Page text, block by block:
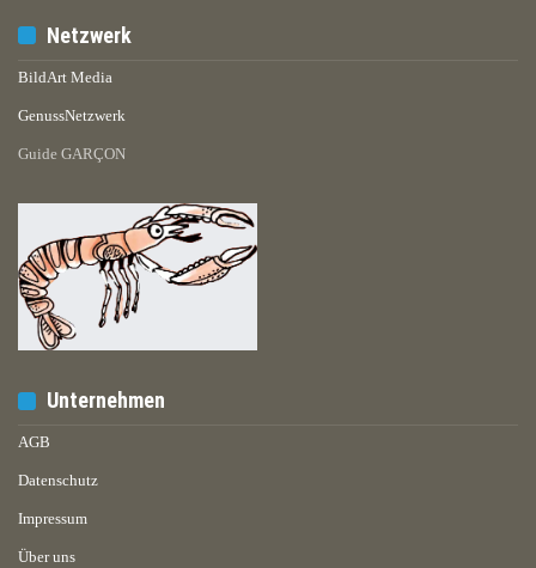
Netzwerk
BildArt Media
GenussNetzwerk
Guide GARÇON
Unternehmen
AGB
Datenschutz
Impressum
Über uns